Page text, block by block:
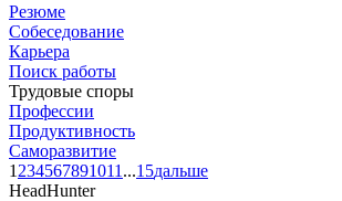
Резюме
Собеседование
Карьера
Поиск работы
Трудовые споры
Профессии
Продуктивность
Саморазвитие
1 234567891011 ...15дальше
HeadHunter